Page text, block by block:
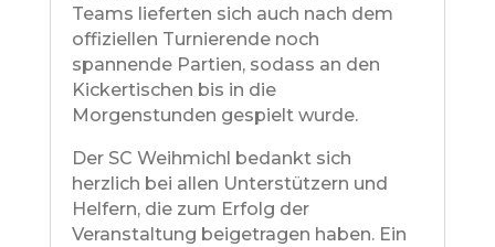
Teams lieferten sich auch nach dem
offiziellen Turnierende noch
spannende Partien, sodass an den
Kickertischen bis in die
Morgenstunden gespielt wurde.
Der SC Weihmichl bedankt sich
herzlich bei allen Unterstützern und
Helfern, die zum Erfolg der
Veranstaltung beigetragen haben. Ein